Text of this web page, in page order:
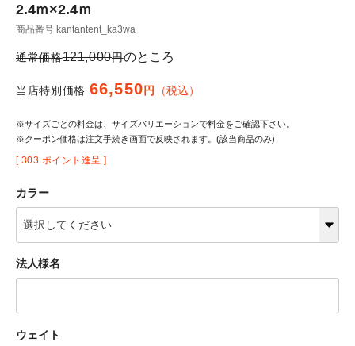
2.4ｍ×2.4ｍ
商品番号 kantantent_ka3wa
通常価格121,000 のところ
当店特別価格 66,550 税込
※サイズごとの料金は、サイズバリエーションで料金をご確認下さい。
※クーポン価格は注文手続き画面で反映されます。(該当商品のみ)
[ 303 ポイント進呈 ]
カラー
法人様名
ウェイト